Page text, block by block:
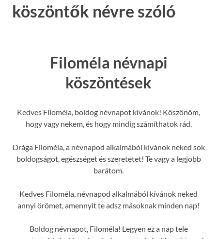
köszöntők névre szóló
Filoméla névnapi
köszöntések
Kedves Filoméla, boldog névnapot kívánok! Köszönöm,
hogy vagy nekem, és hogy mindig számíthatok rád.
Drága Filoméla, a névnapod alkalmából kívánok neked sok
boldogságot, egészséget és szeretetet! Te vagy a legjobb
barátom.
Kedves Filoméla, névnapod alkalmából kívánok neked
annyi örömet, amennyit te adsz másoknak minden nap!
Boldog névnapot, Filoméla! Legyen ez a nap tele